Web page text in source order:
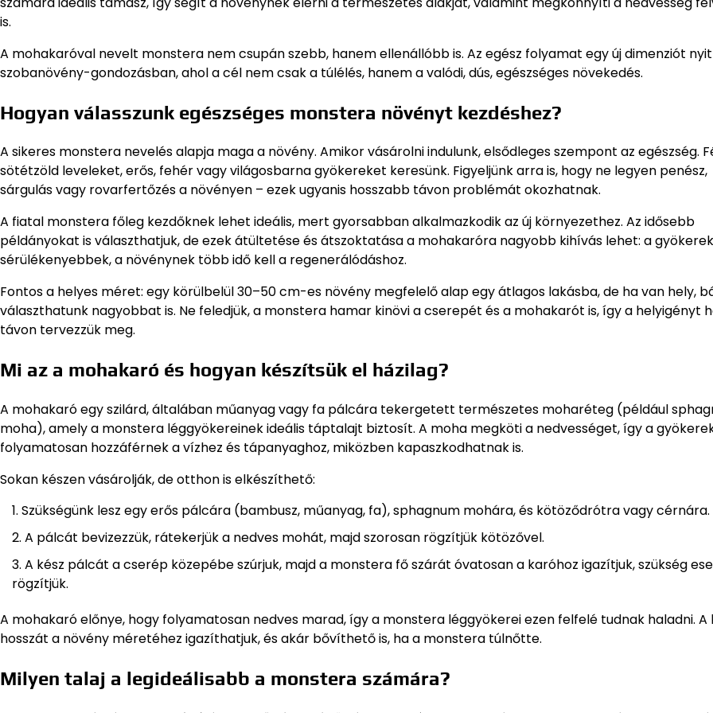
is.
A mohakaróval nevelt monstera nem csupán szebb, hanem ellenállóbb is. Az egész folyamat egy új dimenziót
szobanövény-gondozásban, ahol a cél nem csak a túlélés, hanem a valódi, dús, egészséges növekedés.
Hogyan válasszunk egészséges monstera növényt kezdéshez?
A sikeres monstera nevelés alapja maga a növény. Amikor vásárolni indulunk, elsődleges szempont az egészség.
sötétzöld leveleket, erős, fehér vagy világosbarna gyökereket keresünk. Figyeljünk arra is, hogy ne legyen penész,
sárgulás vagy rovarfertőzés a növényen – ezek ugyanis hosszabb távon problémát okozhatnak.
A fiatal monstera főleg kezdőknek lehet ideális, mert gyorsabban alkalmazkodik az új környezethez. Az idősebb
példányokat is választhatjuk, de ezek átültetése és átszoktatása a mohakaróra nagyobb kihívás lehet: a gyökerek
sérülékenyebbek, a növénynek több idő kell a regenerálódáshoz.
Fontos a helyes méret: egy körülbelül 30–50 cm-es növény megfelelő alap egy átlagos lakásba, de ha van hely,
választhatunk nagyobbat is. Ne feledjük, a monstera hamar kinövi a cserepét és a mohakarót is, így a helyigényt
távon tervezzük meg.
Mi az a mohakaró és hogyan készítsük el házilag?
A mohakaró egy szilárd, általában műanyag vagy fa pálcára tekergetett természetes moharéteg (például
moha), amely a monstera léggyökereinek ideális táptalajt biztosít. A moha megköti a nedvességet, így a
folyamatosan hozzáférnek a vízhez és tápanyaghoz, miközben kapaszkodhatnak is.
Sokan készen vásárolják, de otthon is elkészíthető:
Szükségünk lesz egy erős pálcára (bambusz, műanyag, fa), sphagnum mohára, és kötöződrótra vagy cérnára.
A pálcát bevizezzük, rátekerjük a nedves mohát, majd szorosan rögzítjük kötözővel.
A kész pálcát a cserép közepébe szúrjuk, majd a monstera fő szárát óvatosan a karóhoz igazítjuk, szükség
rögzítjük.
A mohakaró előnye, hogy folyamatosan nedves marad, így a monstera léggyökerei ezen felfelé tudnak haladni. A
hosszát a növény méretéhez igazíthatjuk, és akár bővíthető is, ha a monstera túlnőtte.
Milyen talaj a legideálisabb a monstera számára?